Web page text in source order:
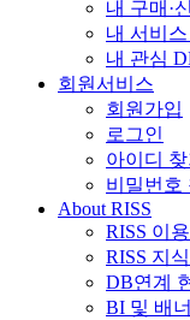
내 구매·
내 서비
내 관심
회원서비스
회원가입
로그인
아이디 찾
비밀번호
About RISS
RISS 이
RISS 지
DB연계
BI 및 배